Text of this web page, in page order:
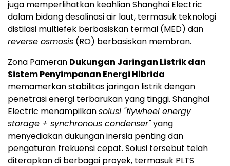
juga memperlihatkan keahlian Shanghai Electric
dalam bidang desalinasi air laut, termasuk teknologi
distilasi multiefek berbasiskan termal (MED) dan
reverse osmosis (RO) berbasiskan membran.
Zona Pameran Dukungan Jaringan Listrik dan
Sistem Penyimpanan Energi Hibrida
memamerkan stabilitas jaringan listrik dengan
penetrasi energi terbarukan yang tinggi. Shanghai
Electric menampilkansolusi "flywheel energy
storage + synchronous condenser"yang
menyediakan dukungan inersia penting dan
pengaturan frekuensi cepat. Solusi tersebut telah
diterapkan di berbagai proyek, termasuk PLTS